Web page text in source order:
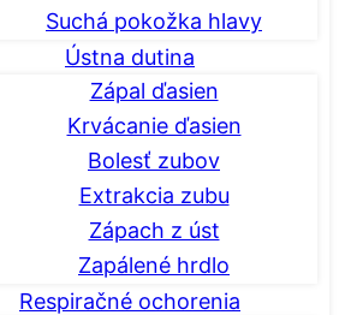
Suchá pokožka hlavy
Ústna dutina
Zápal ďasien
Krvácanie ďasien
Bolesť zubov
Extrakcia zubu
Zápach z úst
Zapálené hrdlo
Respiračné ochorenia